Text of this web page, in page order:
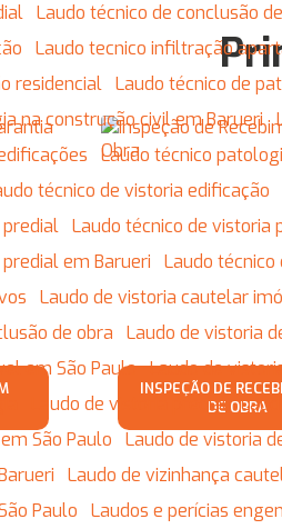
Laudo técnico de conclusão
Laudo tecnico infiltração
residencial
Laudo técnico de
na construção civil em Barueri
Laudo técnico
técnico de vistoria edificação
predial
Laudo técnico de
predial em Barueri
Laudo
Laudo de vistoria cautelar
de obra
Laudo de vistoria
em São Paulo
Laudo de
Laudo de vistoria predial
São Paulo
Laudo de vistoria
Laudo de vizinhança
Paulo
Laudos e perícias
INSPEÇÃO DE
DE OBRA